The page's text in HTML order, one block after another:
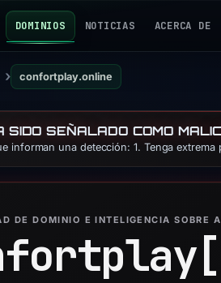
DOMINIOS NOTICIAS ACERCA DE
› confortplay.online
SIDO SEÑALADO COMO
informan una detección: 1. Tenga
DE DOMINIO E INTELIGENCIA SOBRE